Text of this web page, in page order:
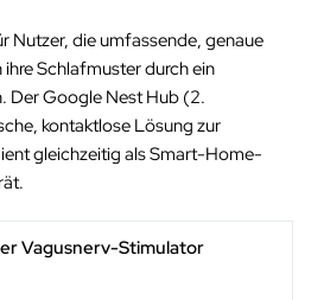
Nutzer, die umfassende, genaue
Schlafmuster durch ein
Der Google Nest Hub (2.
kontaktlose Lösung zur
gleichzeitig als Smart-Home-
Vagusnerv-Stimulator